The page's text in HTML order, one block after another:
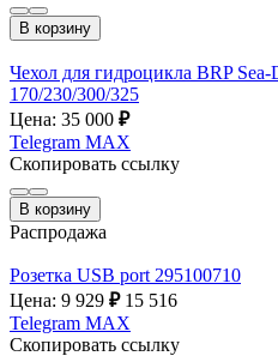
В корзину
Чехол для гидроцикла BRP
170/230/300/325
Цена: 35 000 ₽
Telegram MAX
Скопировать ссылку
В корзину
Распродажа
Розетка USB port 295100710
Цена: 9 929 ₽ 15 516
Telegram MAX
Скопировать ссылку